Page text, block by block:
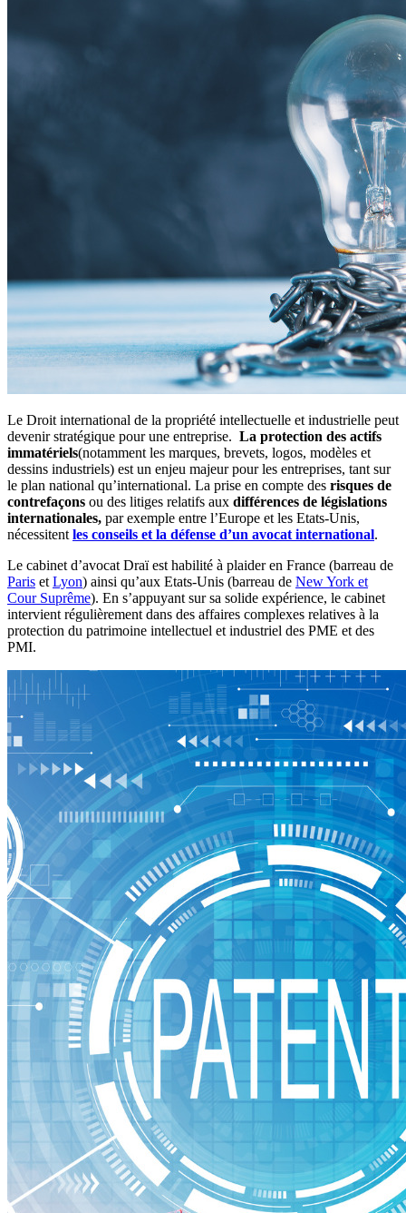
Le Droit international de la propriété intellectuelle et industrielle peut
devenir stratégique pour une entreprise. La protection des actifs
immatériels(notamment les marques, brevets, logos, modèles et
dessins industriels) est un enjeu majeur pour les entreprises, tant sur
le plan national qu’international. La prise en compte des risques de
contrefaçons ou des litiges relatifs aux différences de législations
internationales, par exemple entre l’Europe et les Etats-Unis,
nécessitent les conseils et la défense d’un avocat international.
Le cabinet d’avocat Draï est habilité à plaider en France (barreau de
Paris et Lyon) ainsi qu’aux Etats-Unis (barreau de New York et
Cour Suprême). En s’appuyant sur sa solide expérience, le cabinet
intervient régulièrement dans des affaires complexes relatives à la
protection du patrimoine intellectuel et industriel des PME et des
PMI.